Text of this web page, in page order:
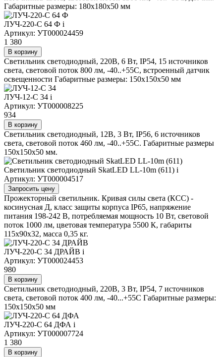
Габаритные размеры: 180х180х50 мм
ЛУЧ-220-С 64 Ф i
Артикул: УТ000024459
1 380
В корзину
Светильник светодиодный, 220В, 6 Вт, IP54, 15 источников
света, световой поток 800 лм, -40..+55С, встроенный датчик
освещенности Габаритные размеры: 150х150х50 мм
ЛУЧ-12-С 34 i
Артикул: УТ000008225
934
В корзину
Светильник светодиодный, 12В, 3 Вт, IP56, 6 источников
света, световой поток 460 лм, -40..+55С. Габаритные размеры
150х150х50 мм.
Светильник светодиодный SkatLED LL-10m (611) i
Артикул: УТ000004517
Запросить цену
Прожекторный светильник. Кривая силы света (КСС) -
косинусная Д, класс защиты корпуса IP65, напряжение
питания 198-242 В, потребляемая мощность 10 Вт, световой
поток 1000 лм, цветовая температура 5500 К, габариты
115х90х32, масса 0,35 кг.
ЛУЧ-220-С 34 ДРАЙВ i
Артикул: УТ000024453
980
В корзину
Светильник светодиодный, 220В, 3 Вт, IP54, 7 источников
света, световой поток 400 лм, -40...+55С Габаритные размеры:
150х150х50 мм
ЛУЧ-220-С 64 ДФА i
Артикул: УТ000007724
1 380
В корзину